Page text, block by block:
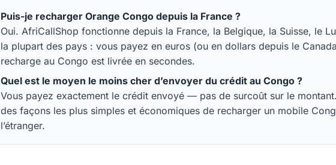
Puis-je recharger Orange Congo depuis la France ?
Oui. AfriCallShop fonctionne depuis la France, la Belgique, la Suisse, le
la plupart des pays : vous payez en euros (ou en dollars depuis le
recharge au Congo est livrée en secondes.
Quel est le moyen le moins cher d’envoyer du crédit au Congo ?
Vous payez exactement le crédit envoyé — pas de surcoût sur le montant.
des façons les plus simples et économiques de recharger un mobile
l’étranger.